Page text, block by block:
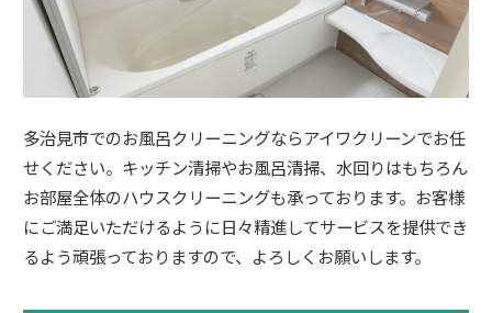
多治見市でのお風呂クリーニングならアイワクリーンでお任
せください。キッチン清掃やお風呂清掃、水回りはもちろん
お部屋全体のハウスクリーニングも承っております。お客様
にご満足いただけるように日々精進してサービスを提供でき
るよう頑張っておりますので、よろしくお願いします。